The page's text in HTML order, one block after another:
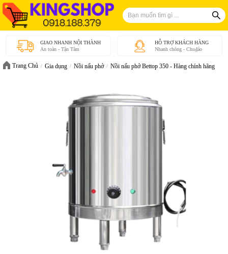
GIAO NHANH NỘI THÀNH
An toàn - Tận Tâm
HỖ TRỢ KHÁCH HÀNG
Nhanh chóng - Chu₫áo
Trang Chủ Gia dụng Nồi nấu phở Nồi nấu phở Bettop 350 - Hàng chính hãng